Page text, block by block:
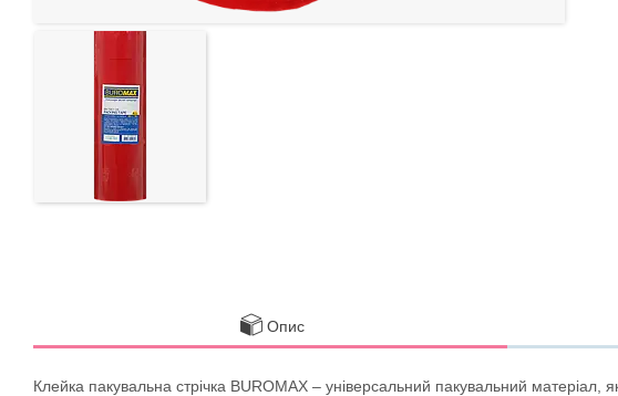
Опис
Клейка пакувальна стрічка BUROMAX – універсальний пакувальний